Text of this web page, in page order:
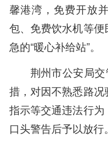
馨港湾，免费开放
包、免费饮水机等
急的“暖心补给站”。
荆州市公安局
措，对因不熟悉路
指示等交通违法行为
口头警告后予以放行。